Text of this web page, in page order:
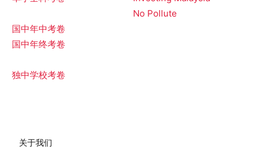
国中年中考卷
国中年终考卷
独中学校考卷
No Pollute
关于我们